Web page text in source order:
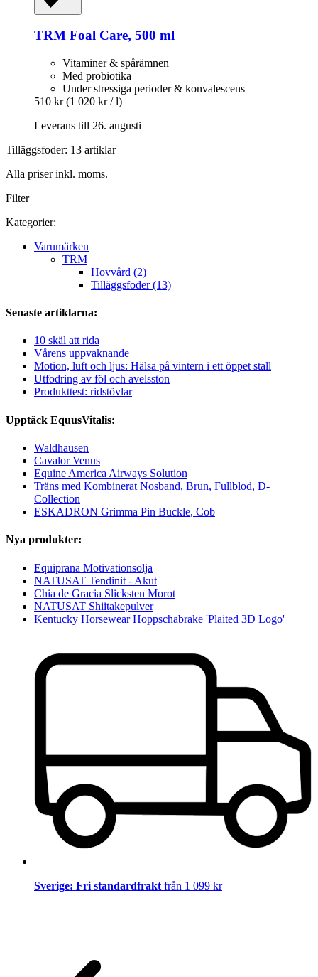
TRM Foal Care, 500 ml
Vitaminer & spårämnen
Med probiotika
Under stressiga perioder & konvalescens
510 kr (1 020 kr / l)
Leverans till 26. augusti
Tilläggsfoder: 13 artiklar
Alla priser inkl. moms.
Filter
Kategorier:
Varumärken
TRM
Hovvård (2)
Tilläggsfoder (13)
Senaste artiklarna:
10 skäl att rida
Vårens uppvaknande
Motion, luft och ljus: Hälsa på vintern i ett öppet stall
Utfodring av föl och avelsston
Produkttest: ridstövlar
Upptäck EquusVitalis:
Waldhausen
Cavalor Venus
Equine America Airways Solution
Träns med Kombinerat Nosband, Brun, Fullblod, D-
Collection
ESKADRON Grimma Pin Buckle, Cob
Nya produkter:
Equiprana Motivationsolja
NATUSAT Tendinit - Akut
Chia de Gracia Slicksten Morot
NATUSAT Shiitakepulver
Kentucky Horsewear Hoppschabrake 'Plaited 3D Logo'
Sverige: Fri standardfrakt från 1 099 kr